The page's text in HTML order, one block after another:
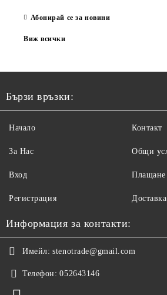
Абонирай се за новини
Виж всички
Бързи връзки:
Начало
За Нас
Вход
Регистрация
Контакт
Общи
Плащане
Доставка
Информация за контакти:
Имейл: stenotrade@gmail.com
Телефон: 052643146